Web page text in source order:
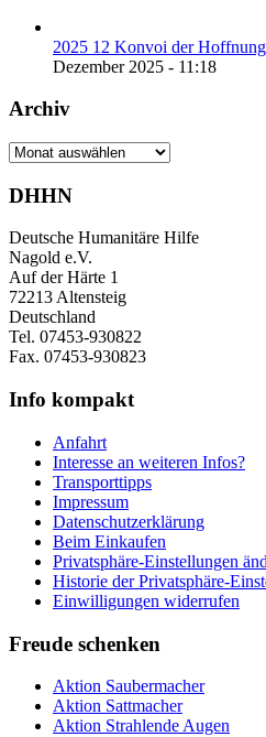
2025 12 Konvoi der
Dezember 2025 - 11:18
Archiv
Archiv
DHHN
Deutsche Humanitäre Hilfe
Nagold e.V.
Auf der Härte 1
72213 Altensteig
Deutschland
Tel. 07453-930822
Fax. 07453-930823
Info kompakt
Anfahrt
Interesse an weiteren Infos?
Transporttipps
Impressum
Datenschutzerklärung
Beim Einkaufen
Privatsphäre-Einstellungen
Historie der Privatsphäre-
Einwilligungen widerrufen
Freude schenken
Aktion Saubermacher
Aktion Sattmacher
Aktion Strahlende Augen